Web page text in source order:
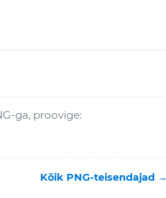
ga, proovige:
Kõik PNG-teisendajad →